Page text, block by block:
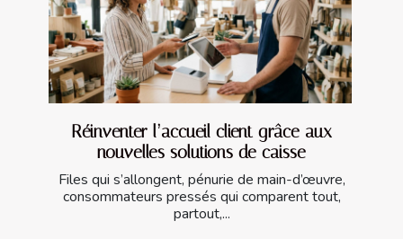
Réinventer l’accueil client grâce aux
nouvelles solutions de caisse
Files qui s’allongent, pénurie de main-d’œuvre,
consommateurs pressés qui comparent tout,
partout,...